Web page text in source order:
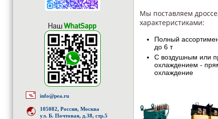
info@pea.ru
105082, Россия, Москва
ул. Б. Почтовая, д.38, стр.5
Мы поставляем
характеристиками:
Полный
до 6 т
С воздушным или
охлаждением -
охлаждение